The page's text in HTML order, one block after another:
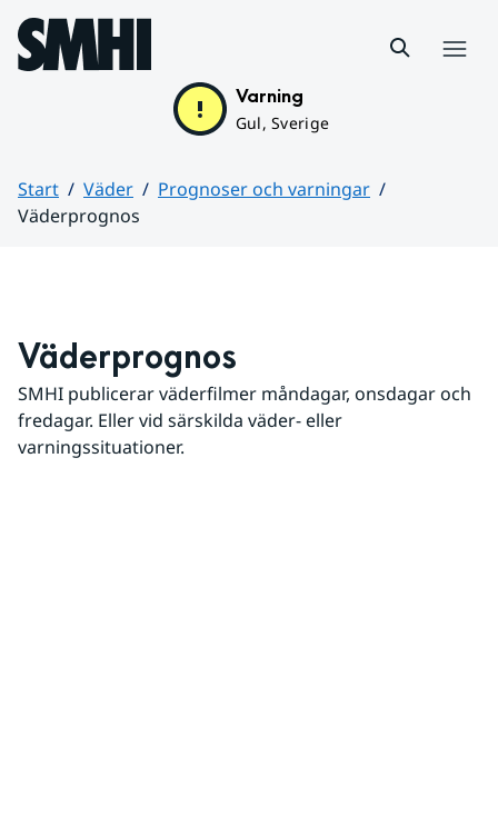
Hoppa till sidans innehåll
Varning
Gul, Sverige
Start Väder
Prognoser och varningar
Väderprognos
Väderprognos
SMHI publicerar väderfilmer måndagar, onsdagar och
fredagar. Eller vid särskilda väder- eller
varningssituationer.